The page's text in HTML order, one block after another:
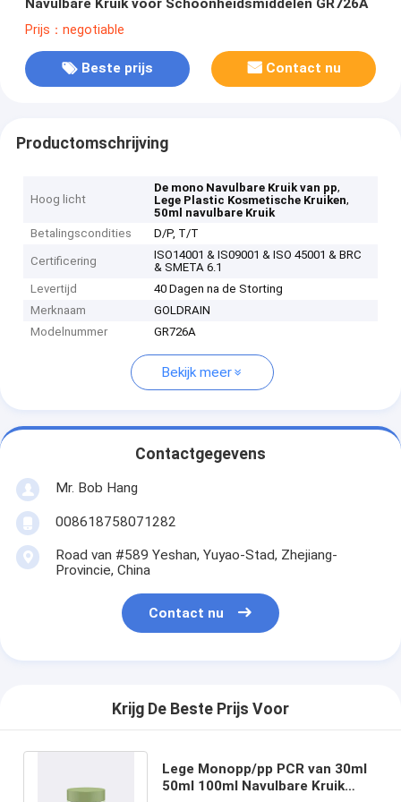
Navulbare Kruik voor Schoonheidsmiddelen GR726A
Prijs：negotiable
Beste prijs Contact nu
Productomschrijving
Hoog licht
De mono Navulbare Kruik van pp,
Lege Plastic Kosmetische Kruiken,
50ml navulbare Kruik
Betalingscondities
D/P, T/T
Certificering
ISO14001 & IS09001 & ISO 45001 & BRC
& SMETA 6.1
Levertijd
40 Dagen na de Storting
Merknaam
GOLDRAIN
Modelnummer
GR726A
Bekijk meer
Contactgegevens
Mr. Bob Hang
008618758071282
Road van #589 Yeshan, Yuyao-Stad, Zhejiang-
Provincie, China
Contact nu
Krijg De Beste Prijs Voor
Lege Monopp/pp PCR van 30ml
50ml 100ml Navulbare Kruik